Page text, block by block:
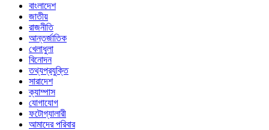
বাংলাদেশ
জাতীয়
রাজনীতি
আন্তর্জাতিক
খেলাধুলা
বিনোদন
তথ্যপ্রযুক্তি
সারাদেশ
ক্যাম্পাস
যোগাযোগ
ফটোগ্যালারী
আমাদের পরিবার